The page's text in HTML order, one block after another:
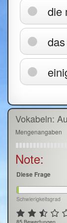
die
Vokabeln:
Mengenangaben
Note:
Diese Frage
Schwierigkeitsgrad